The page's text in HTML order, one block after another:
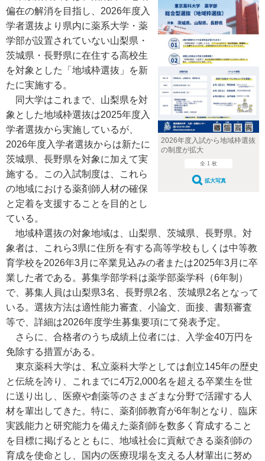
2026年度入試から地域枠選抜
の制度が拡大
全 1 枚
拡大写真
偏在の解消を目指し、2026年度入
学者選抜より県内に薬系大学・薬
学部が設置されていない山梨県・
茨城県・長野県に在住する高校生
を対象とした「地域枠選抜」を新
たに実施する。
同大学はこれまで、山梨県を対
象とした地域枠選抜は2025年度入
学者選抜から実施しているが、
2026年度入学者選抜からは新たに
茨城県、長野県を対象に加えて実
施する。この入試制度は、これら
の地域における薬剤師人材の確保
と定着を支援することを目的とし
ている。
地域枠選抜の対象地域は、山梨県、茨城県、長野県。対
象者は、これら3県に住所を有する高等学校もしくは中等教
育学校を2026年3月に卒業見込みの者または2025年3月に卒
業した者である。募集学部学科は薬学部薬学科（6年制）
で、募集人員は山梨県3名、長野県2名、茨城県2名となって
いる。選抜方法は適性能力審査、小論文、面接、書類審査
等で、詳細は2026年度学生募集要項にて発表予定。
さらに、合格者のうち成績上位者には、入学金40万円を
免除する措置がある。
東京薬科大学は、私立薬科大学としては創立145年の歴史
と伝統を誇り、これまでに4万2,000名を超える卒業生を世
に送り出し、医療や創薬等のさまざまな分野で活躍する人
材を輩出してきた。特に、薬剤師教育が6年制となり、臨床
実践能力と研究能力を備えた薬剤師を数多く育成すること
を目標に掲げるとともに、地域社会に貢献できる薬剤師の
育成を使命とし、国内の医療現場を支える人材輩出に努め